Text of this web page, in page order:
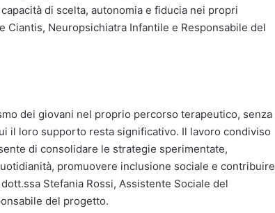
di scelta, autonomia e fiducia nei propri
Ciantis, Neuropsichiatra Infantile e Responsabile del
dei giovani nel proprio percorso terapeutico, senza
il loro supporto resta significativo. Il lavoro condiviso
di consolidare le strategie sperimentate,
promuovere inclusione sociale e contribuire
Stefania Rossi, Assistente Sociale del
del progetto.